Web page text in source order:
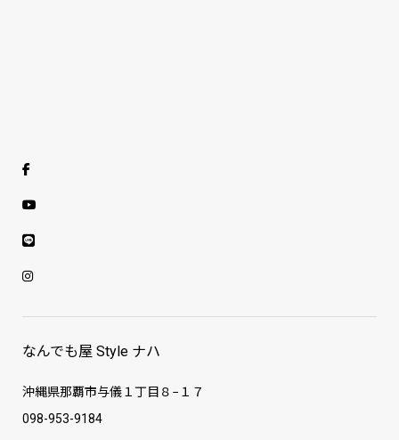
なんでも屋 Style ナハ
沖縄県那覇市与儀１丁目８−１７
098-953-9184